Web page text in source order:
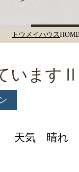
トウメイハウス
いますⅡ
天気 晴れ